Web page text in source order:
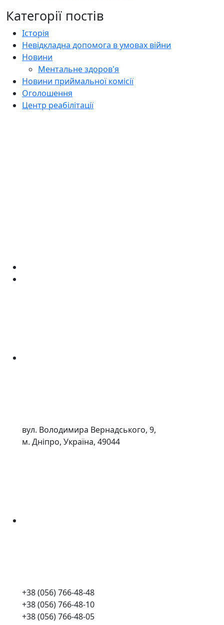
Категорії постів
Історія
Невідкладна допомога в умовах війни
Новини
Ментальне здоров'я
Новини приймальної комісії
Оголошення
Центр реабілітації
вул. Володимира Вернадського, 9,
м. Дніпро, Україна, 49044
+38 (056) 766-48-48
+38 (056) 766-48-10
+38 (056) 766-48-05